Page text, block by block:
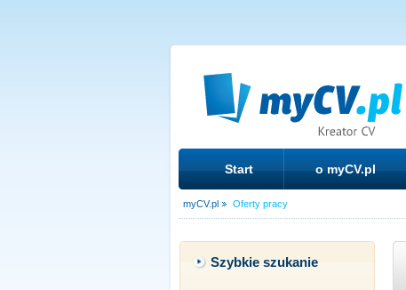
Start o myCV.pl
myCV.pl Oferty pracy
Szybkie szukanie